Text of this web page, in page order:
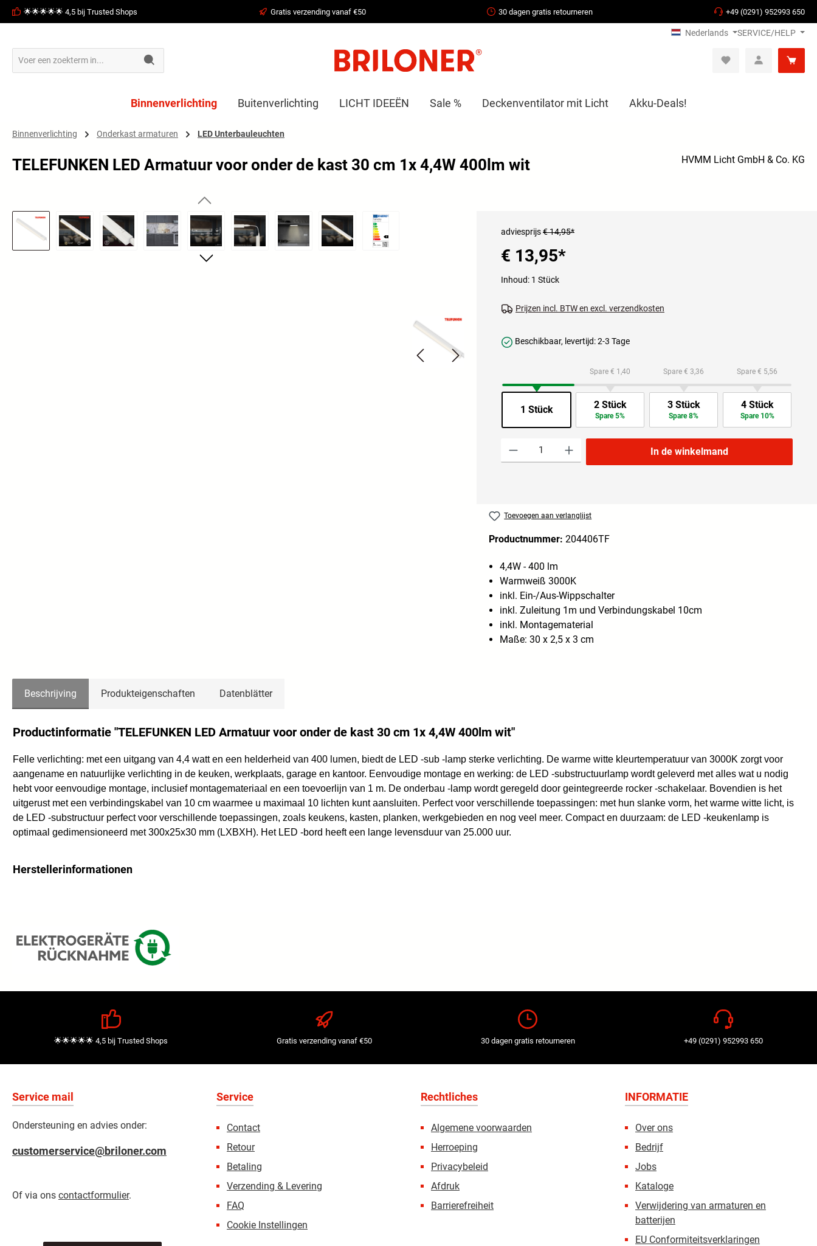
Ga naar de hoofdnavigatie
🌟🌟🌟🌟🌟 4,5 bij Trusted Shops Gratis verzending vanaf €50 30 dagen gratis retourneren +49 (0291) 952993 650
Nederlands SERVICE/HELP
Binnenverlichting Buitenverlichting LICHT IDEEËN Sale % Deckenventilator mit Licht Akku-Deals!
Binnenverlichting Onderkast armaturen LED Unterbauleuchten
TELEFUNKEN LED Armatuur voor onder de kast 30 cm 1x 4,4W 400lm wit HVMM Licht GmbH & Co. KG
Afbeeldingengalerij overslaan
adviesprijs€ 14,95*
€ 13,95*
Inhoud: 1 Stück
Prijzen incl. BTW en excl. verzendkosten
Beschikbaar, levertijd: 2-3 Tage
1 Stück
Spare € 1,40
2 Stück
Spare 5%
Spare € 3,36
3 Stück
Spare 8%
Spare € 5,56
4 Stück
Spare 10%
In de winkelmand
Toevoegen aan verlanglijst
Productnummer: 204406TF
4,4W - 400 lm
Warmweiß 3000K
inkl. Ein-/Aus-Wippschalter
inkl. Zuleitung 1m und Verbindungskabel 10cm
inkl. Montagematerial
Maße: 30 x 2,5 x 3 cm
Beschrijving Produkteigenschaften Datenblätter
Productinformatie "TELEFUNKEN LED Armatuur voor onder de kast 30 cm 1x 4,4W 400lm wit"
Felle verlichting: met een uitgang van 4,4 watt en een helderheid van 400 lumen, biedt de LED -sub -lamp sterke verlichting. De warme witte kleurtemperatuur van 3000K zorgt voor
aangename en natuurlijke verlichting in de keuken, werkplaats, garage en kantoor. Eenvoudige montage en werking: de LED -substructuurlamp wordt geleverd met alles wat u nodig
hebt voor eenvoudige montage, inclusief montagemateriaal en een toevoerlijn van 1 m. De onderbau -lamp wordt geregeld door geintegreerde rocker -schakelaar. Bovendien is het
uitgerust met een verbindingskabel van 10 cm waarmee u maximaal 10 lichten kunt aansluiten. Perfect voor verschillende toepassingen: met hun slanke vorm, het warme witte licht, is
de LED -substructuur perfect voor verschillende toepassingen, zoals keukens, kasten, planken, werkgebieden en nog veel meer. Compact en duurzaam: de LED -keukenlamp is
optimaal gedimensioneerd met 300x25x30 mm (LXBXH). Het LED -bord heeft een lange levensduur van 25.000 uur.
Herstellerinformationen
🌟🌟🌟🌟🌟 4,5 bij Trusted Shops Gratis verzending vanaf €50 30 dagen gratis retourneren +49 (0291) 952993 650
Service mail
Ondersteuning en advies onder:
customerservice@briloner.com
Of via ons contactformulier.
Service
Contact
Retour
Betaling
Verzending & Levering
FAQ
Cookie Instellingen
Rechtliches
Algemene voorwaarden
Herroeping
Privacybeleid
Afdruk
Barrierefreiheit
INFORMATIE
Over ons
Bedrijf
Jobs
Kataloge
Verwijdering van armaturen en
batterijen
EU Conformiteitsverklaringen